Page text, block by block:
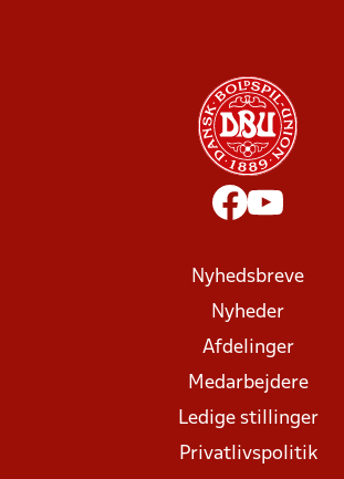
Nyhedsbreve
Nyheder
Afdelinger
Medarbejdere
Ledige stillinger
Privatlivspolitik